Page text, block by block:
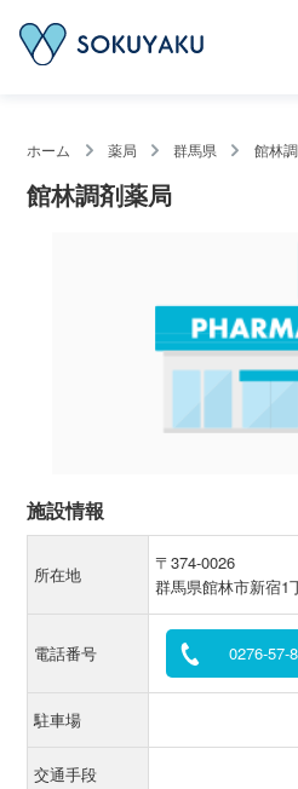
ホーム 薬局 群馬県 館林
館林調剤薬局
施設情報
所在地
〒374-0026
群馬県館林市新宿1
電話番号 0276-57-
駐車場
交通手段